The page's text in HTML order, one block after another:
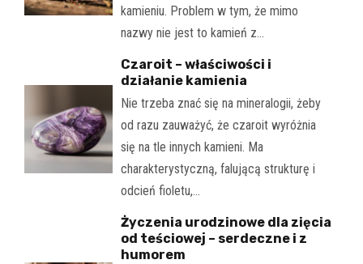
kamieniu. Problem w tym, że mimo
nazwy nie jest to kamień z…
Czaroit – właściwości i
działanie kamienia
Nie trzeba znać się na mineralogii, żeby
od razu zauważyć, że czaroit wyróżnia
się na tle innych kamieni. Ma
charakterystyczną, falującą strukturę i
odcień fioletu,…
Życzenia urodzinowe dla zięcia
od teściowej – serdeczne i z
humorem